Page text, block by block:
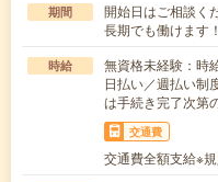
期間
開始日はご相談
長期でも働けます！
時給
無資格未経験：
日払い／週払い制
は手続き完了次第
交通費
交通費全額支給※